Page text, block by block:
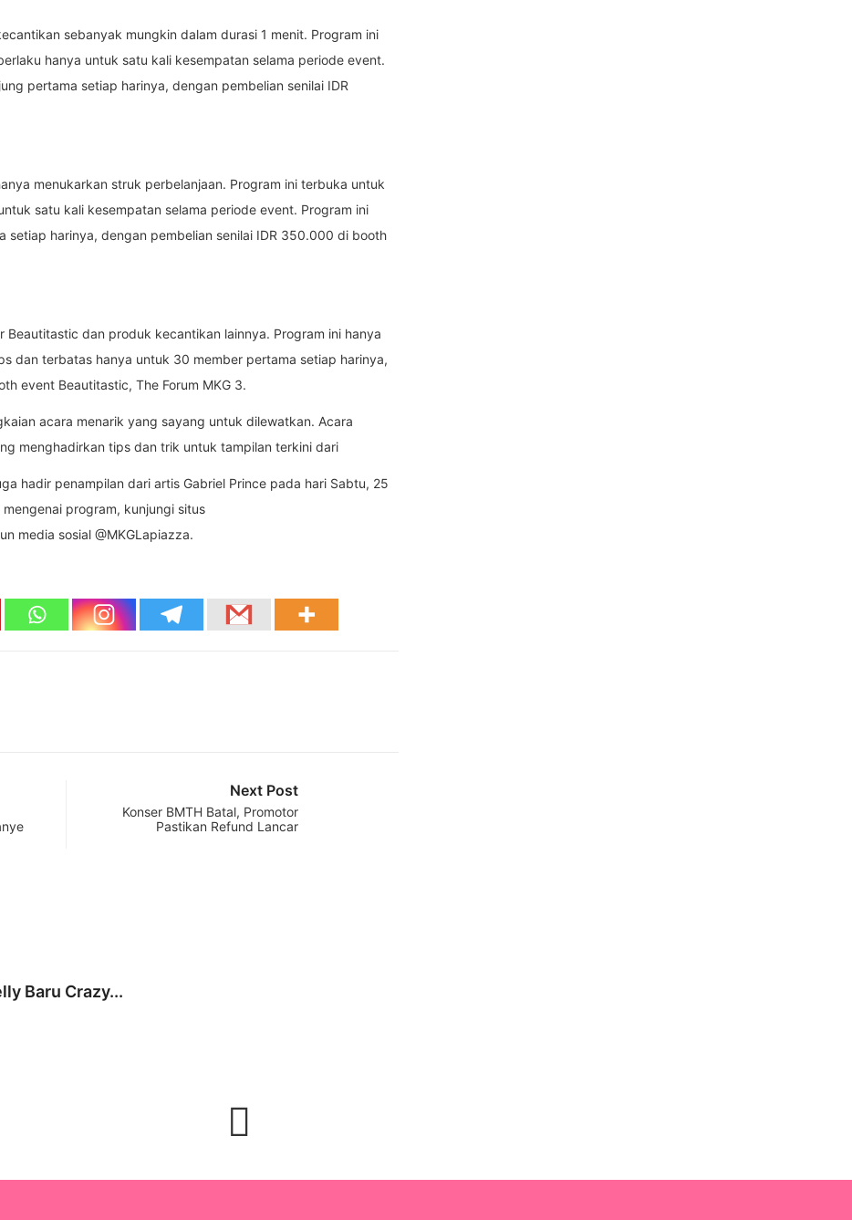
sebanyak mungkin dalam durasi 1 menit. Program ini
hanya untuk satu kali kesempatan selama periode event.
pertama setiap harinya, dengan pembelian senilai IDR
menukarkan struk perbelanjaan. Program ini terbuka untuk
satu kali kesempatan selama periode event. Program ini
harinya, dengan pembelian senilai IDR 350.000 di booth
dan produk kecantikan lainnya. Program ini hanya
dan terbatas hanya untuk 30 member pertama setiap harinya,
event Beautitastic, The Forum MKG 3.
acara menarik yang sayang untuk dilewatkan. Acara
menghadirkan tips dan trik untuk tampilan terkini dari
hadir penampilan dari artis Gabriel Prince pada hari Sabtu, 25
program, kunjungi situs
media sosial @MKGLapiazza.
Next Post
Konser BMTH Batal, Promotor
Pastikan Refund Lancar
Baru Crazy...